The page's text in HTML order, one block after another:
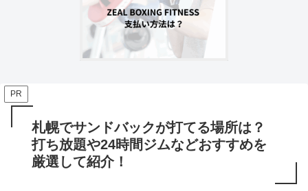
PR
札幌でサンドバックが打てる場所は？
打ち放題や24時間ジムなどおすすめを
厳選して紹介！